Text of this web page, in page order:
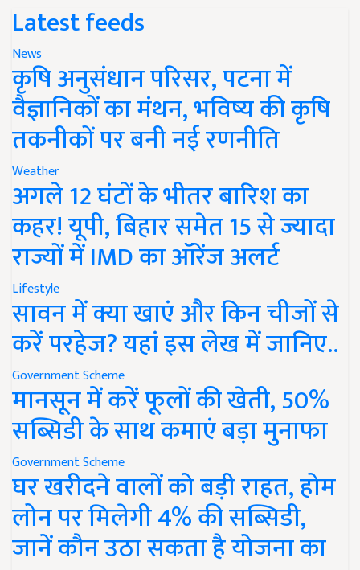
Latest feeds
News
कृषि अनुसंधान परिसर, पटना में
वैज्ञानिकों का मंथन, भविष्य की कृषि
तकनीकों पर बनी नई रणनीति
Weather
अगले 12 घंटों के भीतर बारिश का
कहर! यूपी, बिहार समेत 15 से ज्यादा
राज्यों में IMD का ऑरेंज अलर्ट
Lifestyle
सावन में क्या खाएं और किन चीजों से
करें परहेज? यहां इस लेख में जानिए..
Government Scheme
मानसून में करें फूलों की खेती, 50%
सब्सिडी के साथ कमाएं बड़ा मुनाफा
Government Scheme
घर खरीदने वालों को बड़ी राहत, होम
लोन पर मिलेगी 4% की सब्सिडी,
जानें कौन उठा सकता है योजना का